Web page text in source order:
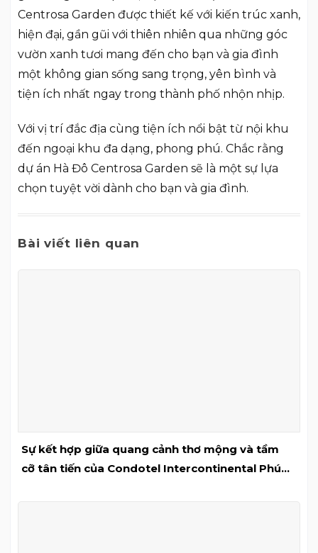
Centrosa Garden được thiết kế với kiến trúc xanh,
hiện đại, gần gũi với thiên nhiên qua những góc
vườn xanh tươi mang đến cho bạn và gia đình
một không gian sống sang trọng, yên bình và
tiện ích nhất ngay trong thành phố nhộn nhịp.
Với vị trí đắc địa cùng tiện ích nổi bật từ nội khu
đến ngoại khu đa dạng, phong phú. Chắc rằng
dự án Hà Đô Centrosa Garden sẽ là một sự lựa
chọn tuyệt vời dành cho bạn và gia đình.
Bài viết liên quan
Sự kết hợp giữa quang cảnh thơ mộng và tầm
cỡ tân tiến của Condotel Intercontinental Phú